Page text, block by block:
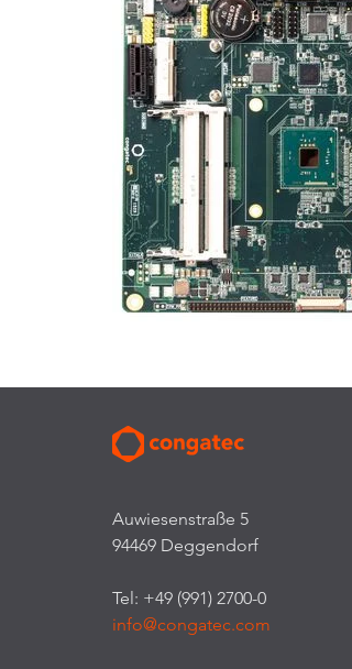
Auwiesenstraße 5
94469 Deggendorf
Tel: +49 (991) 2700-0
info@congatec.com